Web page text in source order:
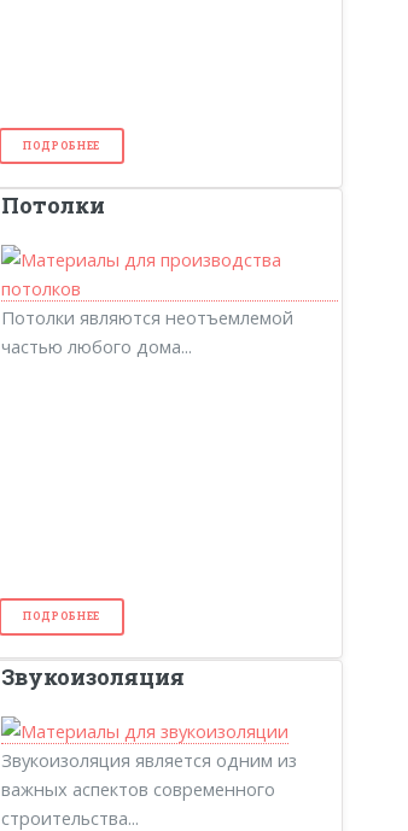
ПОДРОБНЕЕ
Потолки
Потолки являются неотъемлемой
частью любого дома...
ПОДРОБНЕЕ
Звукоизоляция
Звукоизоляция является одним из
важных аспектов современного
строительства...